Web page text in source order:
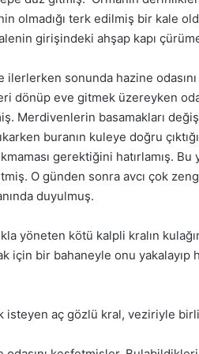
olmadığı terk edilmiş bir kale
girişindeki ahşap kapı
ilerlerken sonunda hazine
dönüp eve gitmek üzereyken
Merdivenlerin basamakları
buranın kuleye doğru
gerektiğini hatırlamış.
O günden sonra avcı çok
duyulmuş.
yöneten kötü kalpli kralın
için bir bahaneyle onu yakalayıp
isteyen aç gözlü kral, veziriyle